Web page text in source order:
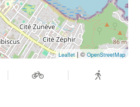
Leaflet| © OpenStreetMap